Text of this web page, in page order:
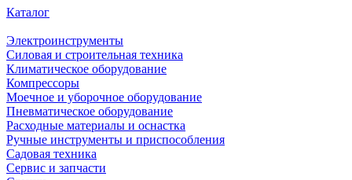
Каталог
Электроинструменты
Силовая и строительная техника
Климатическое оборудование
Компрессоры
Моечное и уборочное оборудование
Пневматическое оборудование
Расходные материалы и оснастка
Ручные инструменты и приспособления
Садовая техника
Сервис и запчасти